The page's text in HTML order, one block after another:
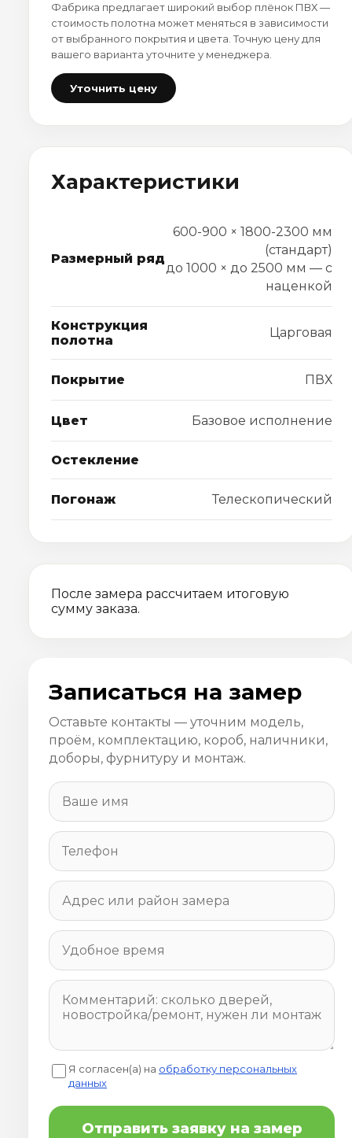
Фабрика предлагает широкий выбор плёнок ПВХ —
стоимость полотна может меняться в зависимости
от выбранного покрытия и цвета. Точную цену для
вашего варианта уточните у менеджера.
Уточнить цену
Характеристики
Размерный ряд
600-900 × 1800-2300 мм
(стандарт)
до 1000 × до 2500 мм — с
наценкой
Конструкция
полотна
Царговая
Покрытие ПВХ
Цвет Базовое исполнение
Остекление
Погонаж Телескопический
После замера рассчитаем итоговую
сумму заказа.
Записаться на замер
Оставьте контакты — уточним модель,
проём, комплектацию, короб, наличники,
доборы, фурнитуру и монтаж.
Я согласен(а) на обработку персональных
данных
Отправить заявку на замер